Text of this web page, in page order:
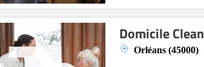
Domicile Clean
Orléans (45000)